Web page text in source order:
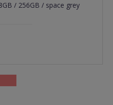
/ 256GB / space grey